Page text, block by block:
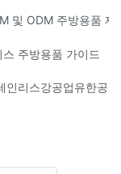
이 더 좋을까요? 전
및 ODM 주방용품 제
해야 할까요?
스 주방용품 가이드
인리스강공업유한공